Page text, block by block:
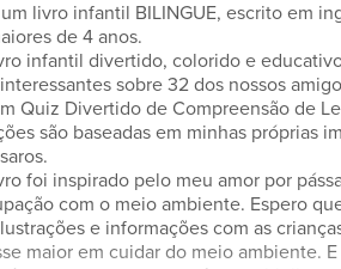
livro infantil BILINGUE, escrito em
de 4 anos.
infantil divertido, colorido e
sobre 32 dos nossos
Quiz Divertido de Compreensão de
são baseadas em minhas próprias
foi inspirado pelo meu amor por
com o meio ambiente. Espero
e informações com as
maior em cuidar do meio ambiente.